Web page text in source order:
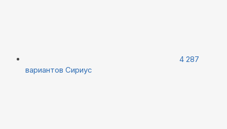
4 287
вариантов Сириус